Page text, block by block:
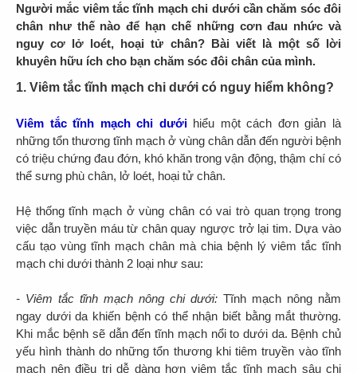
Người mắc viêm tắc tĩnh mạch chi dưới cần chăm sóc đôi
chân như thế nào để hạn chế những cơn đau nhức và
nguy cơ lở loét, hoại tử chân? Bài viết là một số lời
khuyên hữu ích cho bạn chăm sóc đôi chân của mình.
1. Viêm tắc tĩnh mạch chi dưới có nguy hiểm không?
Viêm tắc tĩnh mạch chi dưới hiểu một cách đơn giản là
những tổn thương tĩnh mạch ở vùng chân dẫn đến người bệnh
có triệu chứng đau đớn, khó khăn trong vận động, thậm chí có
thể sưng phù chân, lở loét, hoại tử chân.
Hệ thống tĩnh mạch ở vùng chân có vai trò quan trọng trong
việc dẫn truyền máu từ chân quay ngược trở lại tim. Dựa vào
cấu tạo vùng tĩnh mạch chân mà chia bệnh lý viêm tắc tĩnh
mạch chi dưới thành 2 loại như sau:
- Viêm tắc tĩnh mạch nông chi dưới: Tĩnh mạch nông nằm
ngay dưới da khiến bệnh có thể nhận biết bằng mắt thường.
Khi mắc bệnh sẽ dẫn đến tĩnh mạch nổi to dưới da. Bệnh chủ
yếu hình thành do những tổn thương khi tiêm truyền vào tĩnh
mạch nên điều trị dễ dàng hơn viêm tắc tĩnh mạch sâu chi